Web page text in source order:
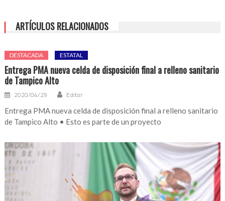
ARTÍCULOS RELACIONADOS
DESTACADA ESTATAL
Entrega PMA nueva celda de disposición final a relleno sanitario
de Tampico Alto
2020/04/29 Editor
Entrega PMA nueva celda de disposición final a relleno sanitario
de Tampico Alto • Esto es parte de un proyecto